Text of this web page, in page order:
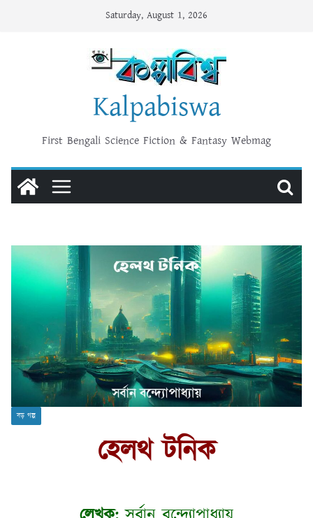
Saturday, August 1, 2026
Kalpabiswa
First Bengali Science Fiction & Fantasy Webmag
বড় গল্প
হেলথ টনিক